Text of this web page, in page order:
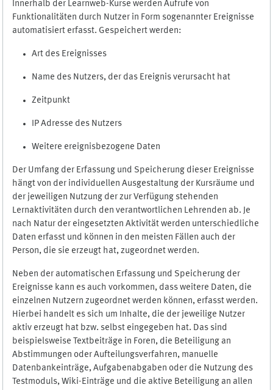
Innerhalb der Learnweb-Kurse werden Aufrufe von
Funktionalitäten durch Nutzer in Form sogenannter Ereignisse
automatisiert erfasst. Gespeichert werden:
Art des Ereignisses
Name des Nutzers, der das Ereignis verursacht hat
Zeitpunkt
IP Adresse des Nutzers
Weitere ereignisbezogene Daten
Der Umfang der Erfassung und Speicherung dieser Ereignisse
hängt von der individuellen Ausgestaltung der Kursräume und
der jeweiligen Nutzung der zur Verfügung stehenden
Lernaktivitäten durch den verantwortlichen Lehrenden ab. Je
nach Natur der eingesetzten Aktivität werden unterschiedliche
Daten erfasst und können in den meisten Fällen auch der
Person, die sie erzeugt hat, zugeordnet werden.
Neben der automatischen Erfassung und Speicherung der
Ereignisse kann es auch vorkommen, dass weitere Daten, die
einzelnen Nutzern zugeordnet werden können, erfasst werden.
Hierbei handelt es sich um Inhalte, die der jeweilige Nutzer
aktiv erzeugt hat bzw. selbst eingegeben hat. Das sind
beispielsweise Textbeiträge in Foren, die Beteiligung an
Abstimmungen oder Aufteilungsverfahren, manuelle
Datenbankeinträge, Aufgabenabgaben oder die Nutzung des
Testmoduls, Wiki-Einträge und die aktive Beteiligung an allen